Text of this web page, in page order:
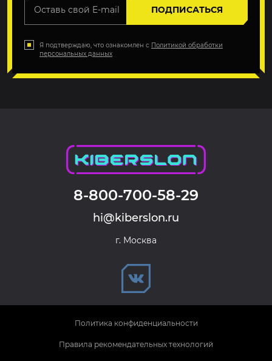
ПОДПИСАТЬСЯ
Я подтверждаю, что ознакомлен с Политикой обработки
персональных данных
8-800-700-58-29
hi@kiberslon.ru
г. Москва
Политика конфиденциальности
Правила рекомендательных технологий